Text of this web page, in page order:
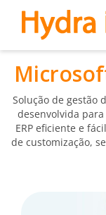
Solução de gestão
desenvolvida
ERP eficiente e
de customização,